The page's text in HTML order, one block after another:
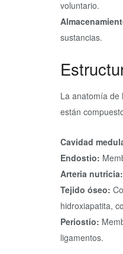
voluntario.
sustancias.
La anatomía de
están
Cavidad
Endostio:
Arteria nutricia:
Tejido óseo:
hidroxiapatita,
Periostio:
ligamentos.